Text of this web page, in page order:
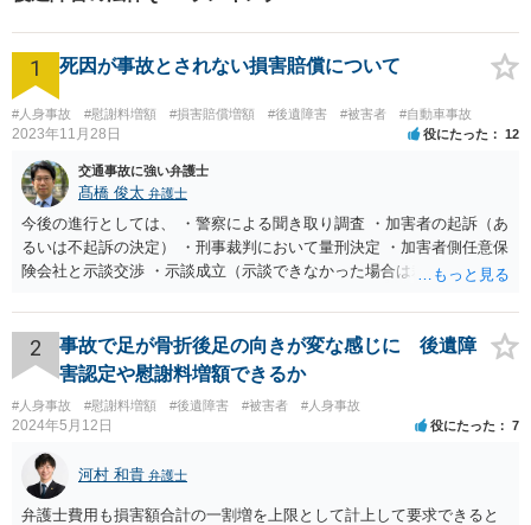
みの方は、お気軽にご相談く
ださい。
1 死因が事故とされない損害賠償について
#人身事故 #慰謝料増額 #損害賠償増額 #後遺障害 #被害者 #自動車事故
2023年11月28日 役にたった 12
交通事故に強い弁護士
髙橋 俊太 弁護士
今後の進行としては、 ・警察による聞き取り調査 ・加害者の起訴（あ
るいは不起訴の決定） ・刑事裁判において量刑決定 ・加害者側任意保
険会社と示談交渉 ・示談成立（示談できなかった場合は裁判） となり
加害者に対する処罰感情など尋ねられるはずですので、率直にお答え
になるとよいと思います。
2
事故で足が骨折後足の向きが変な感じに 後遺障
害認定や慰謝料増額できるか
#人身事故 #慰謝料増額 #後遺障害 #被害者 #人身事故
2024年5月12日 役にたった 7
河村 和貴 弁護士
弁護士費用も損害額合計の一割増を上限として計上して要求できると